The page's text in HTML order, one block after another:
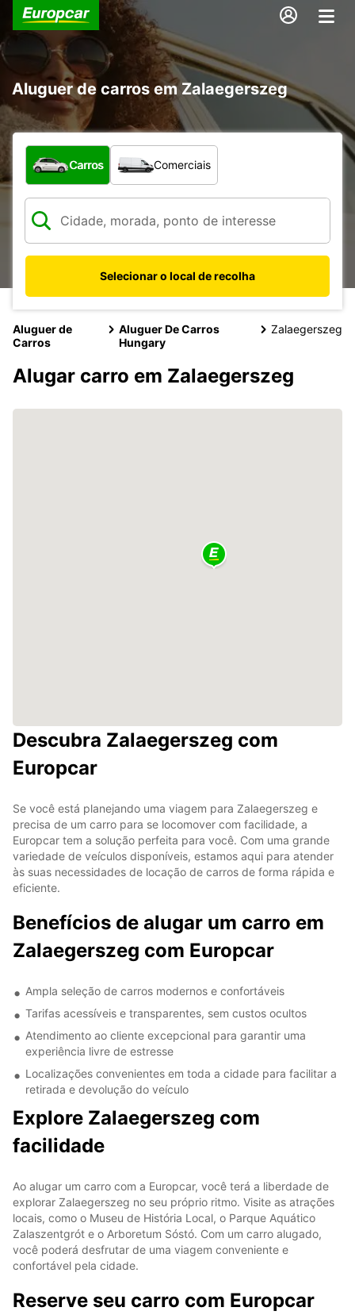
Aluguer de carros em Zalaegerszeg
Que tipo de veículo pretende?
Carros Comerciais
Selecionar o local de recolha
Aluguer de
Carros
Aluguer De Carros
Hungary
Zalaegerszeg
Alugar carro em Zalaegerszeg
Descubra Zalaegerszeg com
Europcar
Se você está planejando uma viagem para Zalaegerszeg e
precisa de um carro para se locomover com facilidade, a
Europcar tem a solução perfeita para você. Com uma grande
variedade de veículos disponíveis, estamos aqui para atender
às suas necessidades de locação de carros de forma rápida e
eficiente.
Benefícios de alugar um carro em
Zalaegerszeg com Europcar
Ampla seleção de carros modernos e confortáveis
Tarifas acessíveis e transparentes, sem custos ocultos
Atendimento ao cliente excepcional para garantir uma
experiência livre de estresse
Localizações convenientes em toda a cidade para facilitar a
retirada e devolução do veículo
Explore Zalaegerszeg com
facilidade
Ao alugar um carro com a Europcar, você terá a liberdade de
explorar Zalaegerszeg no seu próprio ritmo. Visite as atrações
locais, como o Museu de História Local, o Parque Aquático
Zalaszentgrót e o Arboretum Sóstó. Com um carro alugado,
você poderá desfrutar de uma viagem conveniente e
confortável pela cidade.
Reserve seu carro com Europcar